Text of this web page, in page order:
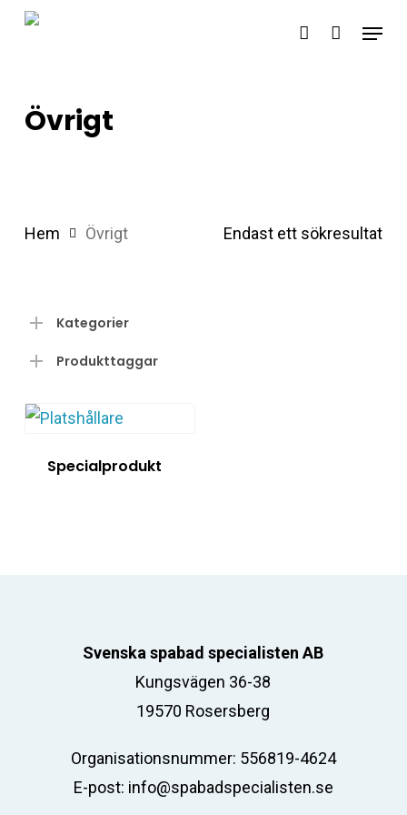
Skip
content
account
Menu
Övrigt
Endast ett sökresultat
Hem Övrigt
Kategorier
Produkttaggar
Specialprodukt
Svenska spabad specialisten AB
Kungsvägen 36-38
19570 Rosersberg
Organisationsnummer: 556819-4624
E-post: info@spabadspecialisten.se